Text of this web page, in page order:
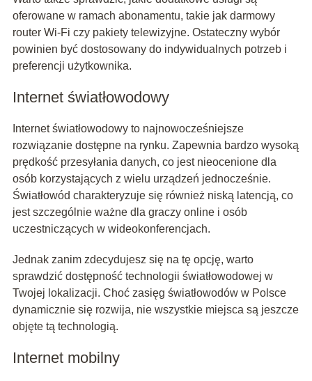
oferowane w ramach abonamentu, takie jak darmowy
router Wi-Fi czy pakiety telewizyjne. Ostateczny wybór
powinien być dostosowany do indywidualnych potrzeb i
preferencji użytkownika.
Internet światłowodowy
Internet światłowodowy to najnowocześniejsze
rozwiązanie dostępne na rynku. Zapewnia bardzo wysoką
prędkość przesyłania danych, co jest nieocenione dla
osób korzystających z wielu urządzeń jednocześnie.
Światłowód charakteryzuje się również niską latencją, co
jest szczególnie ważne dla graczy online i osób
uczestniczących w wideokonferencjach.
Jednak zanim zdecydujesz się na tę opcję, warto
sprawdzić dostępność technologii światłowodowej w
Twojej lokalizacji. Choć zasięg światłowodów w Polsce
dynamicznie się rozwija, nie wszystkie miejsca są jeszcze
objęte tą technologią.
Internet mobilny